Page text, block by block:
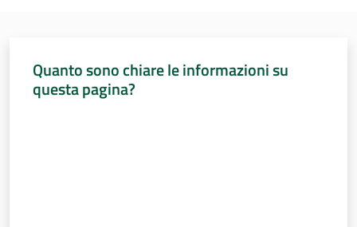
Quanto sono chiare le informazioni su
questa pagina?